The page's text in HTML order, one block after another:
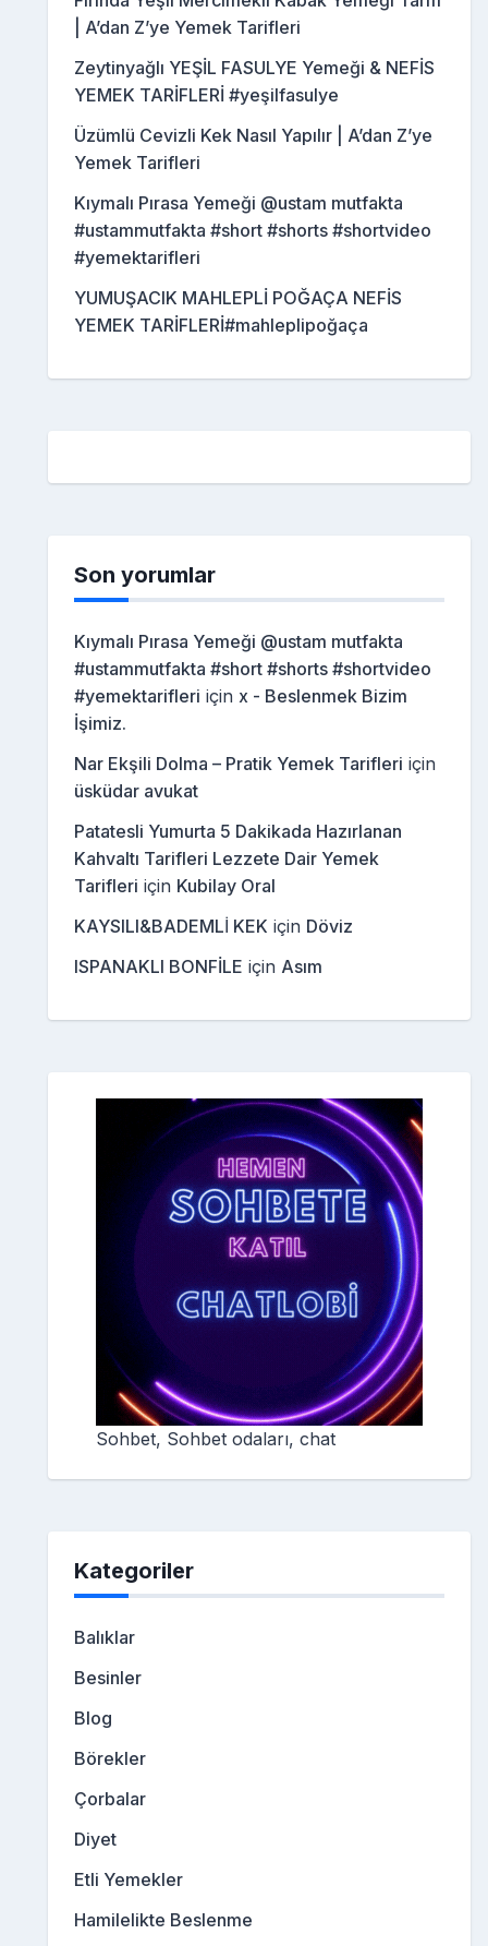
| A’dan Z’ye Yemek Tarifleri
Zeytinyağlı YEŞİL FASULYE Yemeği & NEFİS
YEMEK TARİFLERİ #yeşilfasulye
Üzümlü Cevizli Kek Nasıl Yapılır | A’dan Z’ye
Yemek Tarifleri
Kıymalı Pırasa Yemeği @ustam mutfakta
#ustammutfakta #short #shorts #shortvideo
#yemektarifleri
YUMUŞACIK MAHLEPLİ POĞAÇA NEFİS
YEMEK TARİFLERİ#mahleplipoğaça
Son yorumlar
Kıymalı Pırasa Yemeği @ustam mutfakta
#ustammutfakta #short #shorts #shortvideo
#yemektarifleri için x - Beslenmek Bizim
İşimiz.
Nar Ekşili Dolma – Pratik Yemek Tarifleri için
üsküdar avukat
Patatesli Yumurta 5 Dakikada Hazırlanan
Kahvaltı Tarifleri Lezzete Dair Yemek
Tarifleri için Kubilay Oral
KAYSILI&BADEMLİ KEK için Döviz
ISPANAKLI BONFİLE için Asım
Sohbet, Sohbet odaları, chat
Kategoriler
Balıklar
Besinler
Blog
Börekler
Çorbalar
Diyet
Etli Yemekler
Hamilelikte Beslenme